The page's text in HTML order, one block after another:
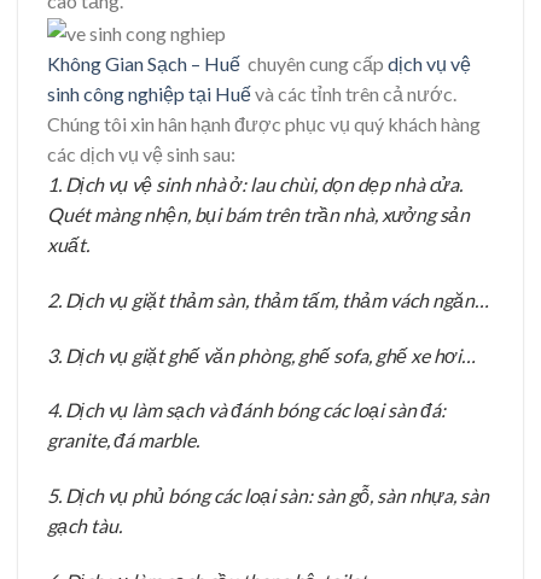
Không Gian Sạch – Huế chuyên cung cấp dịch vụ vệ
sinh công nghiệp tại Huếvà các tỉnh trên cả nước.
Chúng tôi xin hân hạnh được phục vụ quý khách hàng
các dịch vụ vệ sinh sau:
1. Dịch vụ vệ sinh nhà ở: lau chùi, dọn dẹp nhà cửa.
Quét màng nhện, bụi bám trên trần nhà, xưởng sản
xuất.
2. Dịch vụ giặt thảm sàn, thảm tấm, thảm vách ngăn…
3. Dịch vụ giặt ghế văn phòng, ghế sofa, ghế xe hơi…
4. Dịch vụ làm sạch và đánh bóng các loại sàn đá:
granite, đá marble.
5. Dịch vụ phủ bóng các loại sàn: sàn gỗ, sàn nhựa, sàn
gạch tàu.